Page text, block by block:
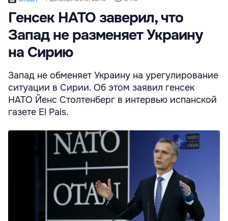
Генсек НАТО заверил, что
Запад не разменяет Украину
на Сирию
Запад не обменяет Украину на урегулирование
ситуации в Сирии. Об этом заявил генсек
НАТО Йенс Столтенберг в интервью испанской
газете El Pais.